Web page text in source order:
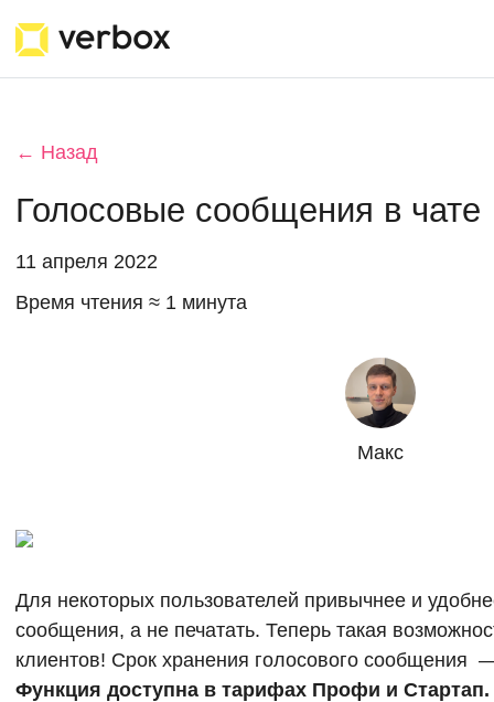
← Назад
Голосовые сообщения в чате
11 апреля 2022
Время чтения ≈ 1 минута
Макс
Для некоторых пользователей привычнее и
сообщения, а не печатать. Теперь такая
клиентов! Срок хранения голосового сообщения
Функция доступна в тарифах Профи и Стартап.